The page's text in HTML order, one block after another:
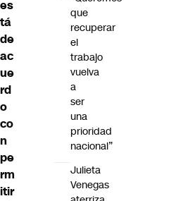
es
tá
de
ac
ue
rd
o
co
n
pe
rm
itir
que
recuperar
el
trabajo
vuelva
a
ser
una
prioridad
nacional”
Julieta
Venegas